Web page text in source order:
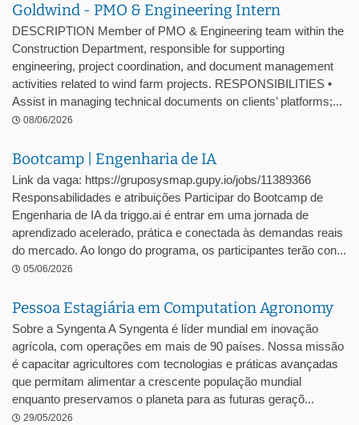
Goldwind - PMO & Engineering Intern
DESCRIPTION Member of PMO & Engineering team within the
Construction Department, responsible for supporting
engineering, project coordination, and document management
activities related to wind farm projects. RESPONSIBILITIES •
Assist in managing technical documents on clients’ platforms;...
08/06/2026
Bootcamp | Engenharia de IA
Link da vaga: https://gruposysmap.gupy.io/jobs/11389366
Responsabilidades e atribuições Participar do Bootcamp de
Engenharia de IA da triggo.ai é entrar em uma jornada de
aprendizado acelerado, prática e conectada às demandas reais
do mercado. Ao longo do programa, os participantes terão con...
05/06/2026
Pessoa Estagiária em Computation Agronomy
Sobre a Syngenta A Syngenta é líder mundial em inovação
agrícola, com operações em mais de 90 países. Nossa missão
é capacitar agricultores com tecnologias e práticas avançadas
que permitam alimentar a crescente população mundial
enquanto preservamos o planeta para as futuras geraçõ...
29/05/2026